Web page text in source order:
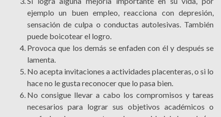
ejemplo un buen empleo, reacciona con depresión,
sensación de culpa o conductas autolesivas. También
puede boicotear el logro.
Provoca que los demás se enfaden con él y después se
lamenta.
No acepta invitaciones a actividades placenteras, o si lo
hace no le gusta reconocer que lo pasa bien.
No consigue llevar a cabo los compromisos y tareas
necesarios para lograr sus objetivos académicos o